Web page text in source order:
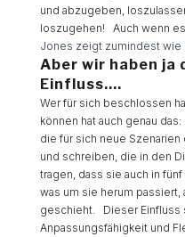
und abzugeben,
loszugehen! Auch wenn
Jones zeigt zumindest wie
Aber wir haben ja
Einfluss….
Wer für sich beschlossen
können hat auch genau
die für sich neue
und schreiben, die in den
tragen, dass sie auch in
was um sie herum passiert,
geschieht. Dieser Einfluss
Anpassungsfähigkeit und